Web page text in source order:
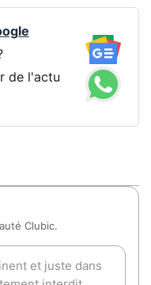
de l'actu
Clubic.